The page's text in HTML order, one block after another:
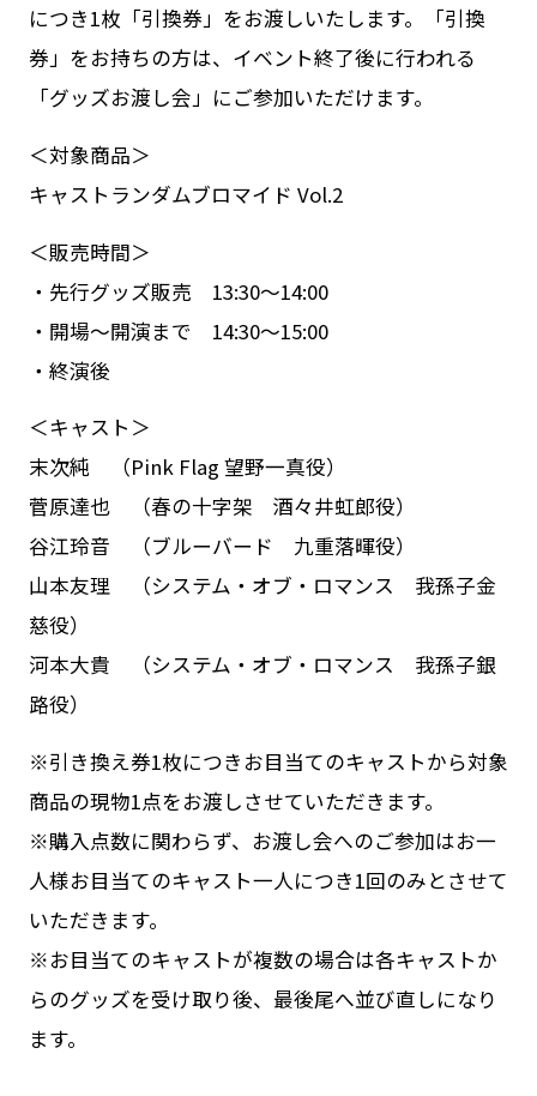
につき1枚「引換券」をお渡しいたします。「引換
券」をお持ちの方は、イベント終了後に行われる
「グッズお渡し会」にご参加いただけます。
＜対象商品＞
キャストランダムブロマイド Vol.2
＜販売時間＞
・先行グッズ販売 13:30〜14:00
・開場〜開演まで 14:30〜15:00
・終演後
＜キャスト＞
末次純 （Pink Flag 望野一真役）
菅原達也 （春の十字架 酒々井虹郎役）
谷江玲音 （ブルーバード 九重落暉役）
山本友理 （システム・オブ・ロマンス 我孫子金
慈役）
河本大貴 （システム・オブ・ロマンス 我孫子銀
路役）
※引き換え券1枚につきお目当てのキャストから対象
商品の現物1点をお渡しさせていただきます。
※購入点数に関わらず、お渡し会へのご参加はお一
人様お目当てのキャスト一人につき1回のみとさせて
いただきます。
※お目当てのキャストが複数の場合は各キャストか
らのグッズを受け取り後、最後尾へ並び直しになり
ます。